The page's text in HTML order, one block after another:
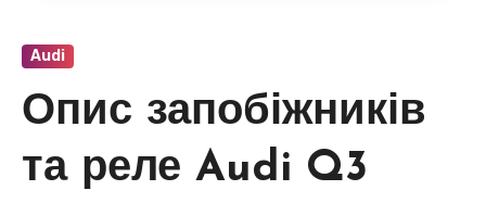
Audi
Опис запобіжників
та реле Audi Q3